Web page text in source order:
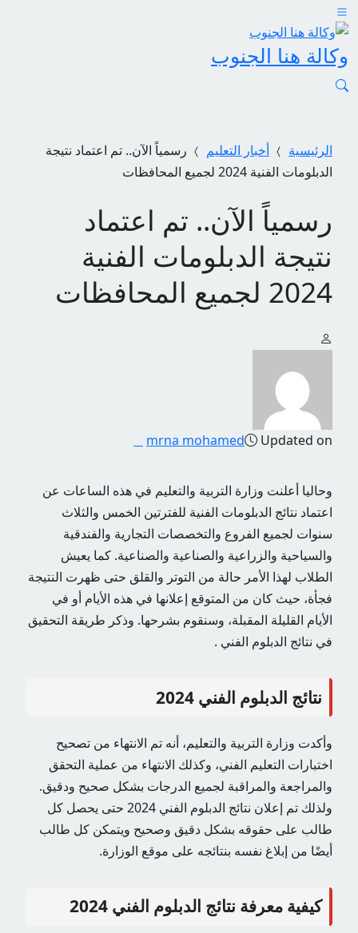
وكالة هنا الجنوب
الرئيسية أخبار التعليم
رسمياً الآن.. تم اعتماد نتيجة
الدبلومات الفنية 2024 لجميع المحافظات
رسمياً الآن.. تم اعتماد
نتيجة الدبلومات الفنية
2024 لجميع المحافظات
mrna mohamed Updated on
وحاليا أعلنت وزارة التربية والتعليم في هذه الساعات عن
اعتماد نتائج الدبلومات الفنية للفترتين الخمس والثلاث
سنوات لجميع الفروع والتخصصات التجارية والفندقية
والسياحية والزراعية والصناعية والصناعية. كما يعيش
الطلاب لهذا الأمر حالة من التوتر والقلق حتى ظهرت النتيجة
فجأة، حيث كان من المتوقع إعلانها في هذه الأيام أو في
الأيام القليلة المقبلة، وسنقوم بشرحها. وذكر طريقة التحقيق
في نتائج الدبلوم الفني .
نتائج الدبلوم الفني 2024
وأكدت وزارة التربية والتعليم، أنه تم الانتهاء من تصحيح
اختبارات التعليم الفني، وكذلك الانتهاء من عملية التحقق
والمراجعة والمراقبة لجميع الدرجات بشكل صحيح ودقيق.
ولذلك تم إعلان نتائج الدبلوم الفني 2024 حتى يحصل كل
طالب على حقوقه بشكل دقيق وصحيح ويتمكن كل طالب
أيضًا من إبلاغ نفسه بنتائجه على موقع الوزارة.
كيفية معرفة نتائج الدبلوم الفني 2024